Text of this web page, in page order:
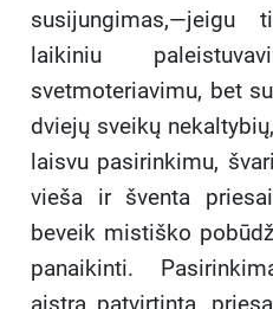
susijungimas,—jeigu
laikiniu
svetmoteriavimu, bet
dviejų sveikų
laisvu pasirinkimu,
vieša ir šventa
beveik mistiško
panaikinti.